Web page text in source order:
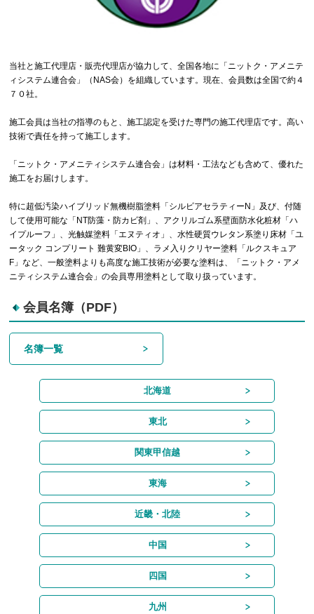
当社と施工代理店・販売代理店が協力して、全国各地に「ニットク・アメニテ
ィシステム連合会」（NAS会）を組織しています。現在、会員数は全国で約４
７０社。
施工会員は当社の指導のもと、施工認定を受けた専門の施工代理店です。高い
技術で責任を持って施工します。
「ニットク・アメニティシステム連合会」は材料・工法なども含めて、優れた
施工をお届けします。
特に超低汚染ハイブリッド無機樹脂塗料「シルビアセラティーN」及び、付随
して使用可能な「NT防藻・防カビ剤」、アクリルゴム系壁面防水化粧材「ハ
イプルーフ」、光触媒塗料「エヌティオ」、水性硬質ウレタン系塗り床材「ユ
ータック コンプリート 難黄変BIO」、ラメ入りクリヤー塗料「ルクスキュア
F」など、一般塗料よりも高度な施工技術が必要な塗料は、「ニットク・アメ
ニティシステム連合会」の会員専用塗料として取り扱っています。
会員名簿（PDF）
名簿一覧
北海道
東北
関東甲信越
東海
近畿・北陸
中国
四国
九州